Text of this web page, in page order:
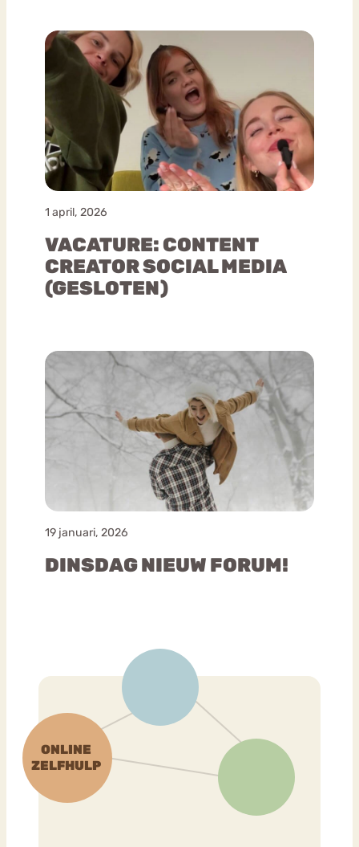
1 april, 2026
VACATURE: CONTENT
CREATOR SOCIAL MEDIA
(GESLOTEN)
19 januari, 2026
DINSDAG NIEUW FORUM!